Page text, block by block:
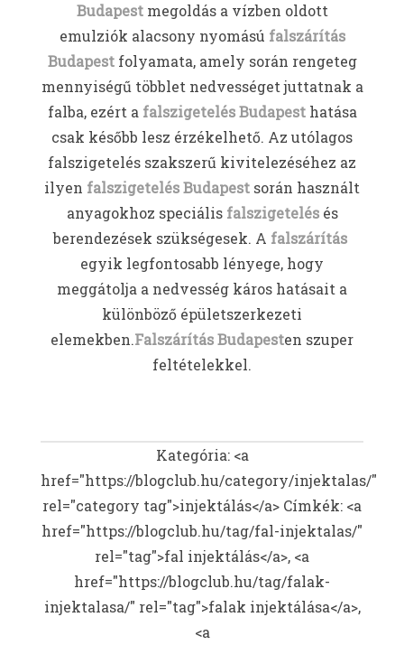
Budapestmegoldás a vízben oldott
emulziók alacsony nyomású falszárítás
Budapestfolyamata, amely során rengeteg
mennyiségű többlet nedvességet juttatnak a
falba, ezért a falszigetelés Budapesthatása
csak később lesz érzékelhető. Az utólagos
falszigetelés szakszerű kivitelezéséhez az
ilyen falszigetelés Budapest során használt
anyagokhoz speciális falszigetelésés
berendezések szükségesek. A falszárítás
egyik legfontosabb lényege, hogy
meggátolja a nedvesség káros hatásait a
különböző épületszerkezeti
elemekben.Falszárítás Budapesten szuper
feltételekkel.
Kategória: <a
href="https://blogclub.hu/category/injektalas/"
rel="category tag">injektálás</a> Címkék: <a
href="https://blogclub.hu/tag/fal-injektalas/"
rel="tag">fal injektálás</a>, <a
href="https://blogclub.hu/tag/falak-
injektalasa/" rel="tag">falak injektálása</a>,
<a